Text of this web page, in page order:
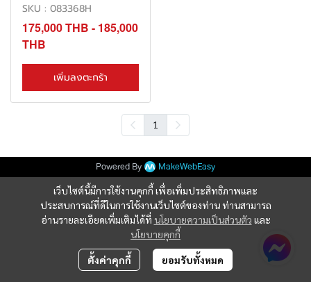
SKU : 083368H
175,000 THB - 185,000
THB
เพิ่มลงตะกร้า
1
เว็บไซต์นี้มีการใช้งานคุกกี้ เพื่อเพิ่มประสิทธิภาพและ
ประสบการณ์ที่ดีในการใช้งานเว็บไซต์ของท่าน ท่านสามารถ
อ่านรายละเอียดเพิ่มเติมได้ที่ นโยบายความเป็นส่วนตัว และ
นโยบายคุกกี้
ตั้งค่าคุกกี้ ยอมรับทั้งหมด
Powered By MakeWebEasy